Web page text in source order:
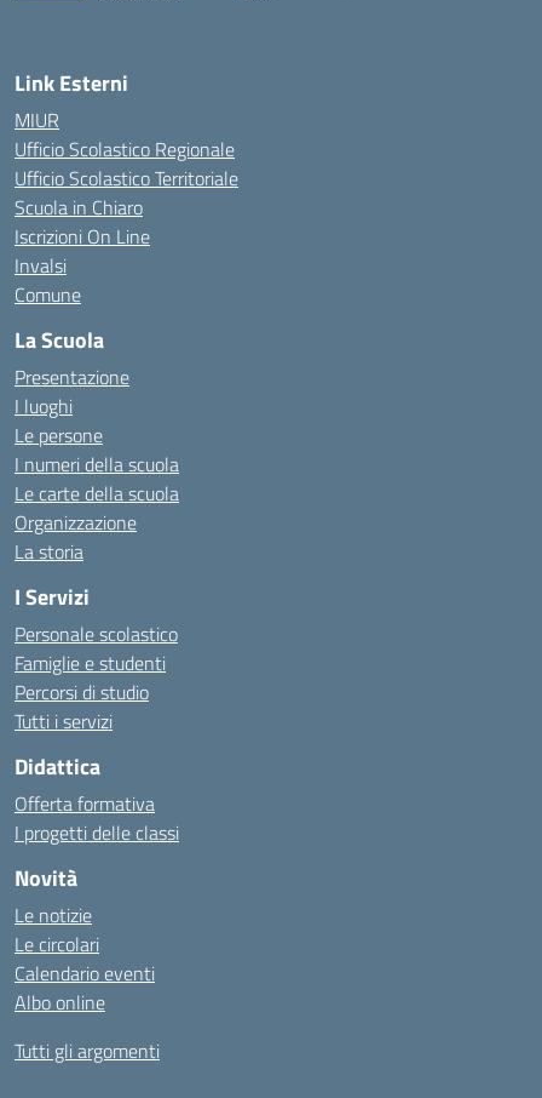
Link Esterni
MIUR
Ufficio Scolastico Regionale
Ufficio Scolastico Territoriale
Scuola in Chiaro
Iscrizioni On Line
Invalsi
Comune
La Scuola
Presentazione
I luoghi
Le persone
I numeri della scuola
Le carte della scuola
Organizzazione
La storia
I Servizi
Personale scolastico
Famiglie e studenti
Percorsi di studio
Tutti i servizi
Didattica
Offerta formativa
I progetti delle classi
Novità
Le notizie
Le circolari
Calendario eventi
Albo online
Tutti gli argomenti